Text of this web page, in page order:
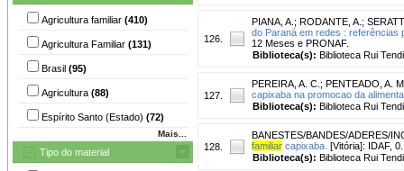
Agricultura familiar (410)
Agricultura Familiar (131)
Brasil (95)
Agricultura (88)
Espírito Santo (Estado) (72)
Mais...
Tipo do material
126.
PIANA, A. ; RODANTE, A. ;
do Paraná em redes : referências
12 Meses e PRONAF.
Biblioteca(s): Biblioteca Rui
127.
PEREIRA, A. C. ; PENTEADO, A.
capixaba na promocao da
Biblioteca(s): Biblioteca Rui
128.
BANESTES/BANDES/ADERES/
familiar capixaba. [Vitória]: IDAF,
Biblioteca(s): Biblioteca Rui